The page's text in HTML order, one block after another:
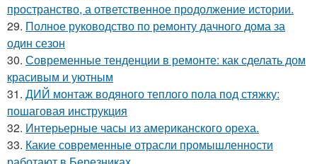
пространство, а ответственное продолжение истории.
29. Полное руководство по ремонту дачного дома за
один сезон
30. Современные тенденции в ремонте: как сделать дом
красивым и уютным
31. ДИЙ монтаж водяного теплого пола под стяжку:
пошаговая инструкция
32. Интерьерные часы из американского ореха.
33. Какие современные отрасли промышленности